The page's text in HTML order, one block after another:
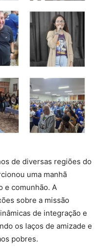
de diversas regiões do
uma manhã
e comunhão. A
sobre a missão
de integração e
os laços de amizade e
pobres.